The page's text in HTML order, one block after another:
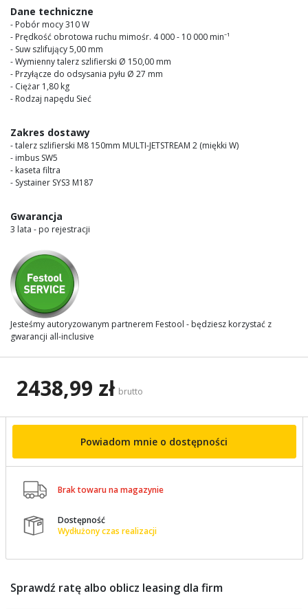
images
gallery
Dane techniczne
- Pobór mocy 310 W
- Prędkość obrotowa ruchu mimośr. 4 000 - 10 000 min⁻¹
- Suw szlifujący 5,00 mm
- Wymienny talerz szlifierski Ø 150,00 mm
- Przyłącze do odsysania pyłu Ø 27 mm
- Ciężar 1,80 kg
- Rodzaj napędu Sieć
Zakres dostawy
- talerz szlifierski M8 150mm MULTI-JETSTREAM 2 (miękki W)
- imbus SW5
- kaseta filtra
- Systainer SYS3 M187
Gwarancja
3 lata - po rejestracji
Jesteśmy autoryzowanym partnerem Festool - będziesz korzystać z
gwarancji all-inclusive
2438,99 zł brutto
Powiadom mnie o dostępności
 Brak towaru na magazynie

Dostępność
Wydłużony czas realizacji
Sprawdź ratę albo oblicz leasing dla firm